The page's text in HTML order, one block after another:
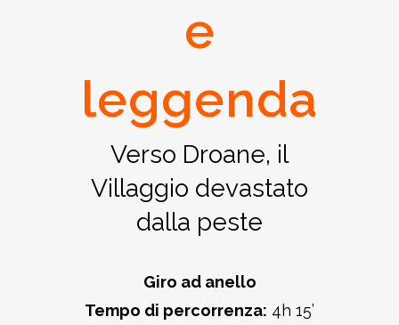
e
leggenda
Verso Droane, il
Villaggio devastato
dalla peste
Giro ad anello
Tempo di percorrenza: 4h 15’